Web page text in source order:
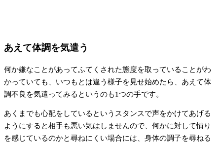
あえて体調を気遣う
何か嫌なことがあってふてくされた態度を取っていることがわ
かっていても、いつもとは違う様子を見せ始めたら、あえて体
調不良を気遣ってみるというのも1つの手です。
あくまでも心配をしているというスタンスで声をかけてあげる
ようにすると相手も悪い気はしませんので、何かに対して憤り
を感じているのかと尋ねにくい場合には、身体の調子を尋ねる